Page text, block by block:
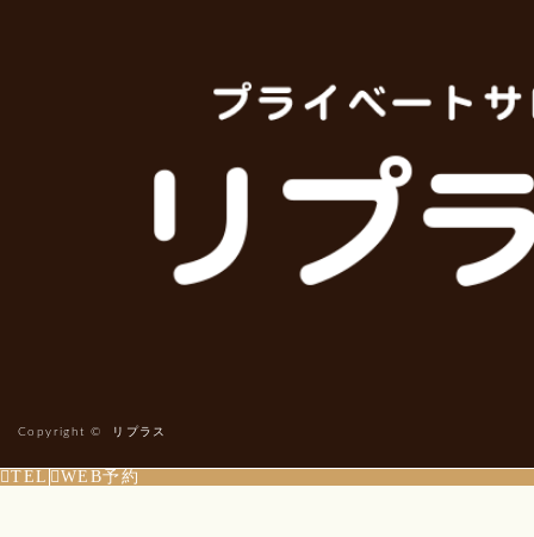
Copyright © リプラス
TEL WEB予約